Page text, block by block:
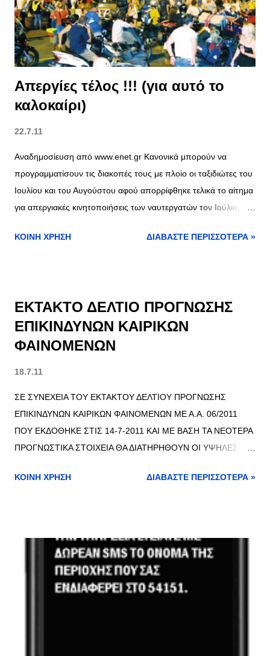
Απεργίες τέλος !!! (για αυτό το
καλοκαίρι)
22.7.11
Αναδημοσίευση από www.enet.gr Κανονικά μπορούν να
προγραμματίσουν τις διακοπές τους με πλοίο οι ταξιδιώτες του
Ιουλίου και του Αυγούστου αφού απορρίφθηκε τελικά το αίτημα
για απεργιακές κινητοποιήσεις των ναυτεργατών τον Ιούλιο,
Ναυτικής Ομοσπονδίας.
ΚΟΙΝΉ ΧΡΉΣΗ ΔΙΑΒΆΣΤΕ ΠΕΡΙΣΣΌΤΕΡΑ »
ΕΚΤΑΚΤΟ ΔΕΛΤΙΟ ΠΡΟΓΝΩΣΗΣ
ΕΠΙΚΙΝΔΥΝΩΝ ΚΑΙΡΙΚΩΝ
ΦΑΙΝΟΜΕΝΩΝ
18.7.11
ΣΕ ΣΥΝΕΧΕΙΑ ΤΟΥ ΕΚΤΑΚΤΟΥ ΔΕΛΤΙΟΥ ΠΡΟΓΝΩΣΗΣ
ΕΠΙΚΙΝΔΥΝΩΝ ΚΑΙΡΙΚΩΝ ΦΑΙΝΟΜΕΝΩΝ ΜΕ Α.Α. 06/2011
ΠΟΥ ΕΚΔΟΘΗΚΕ ΣΤΙΣ 14-7-2011 ΚΑΙ ΜΕ ΒΑΣΗ ΤΑ ΝΕΟΤΕΡΑ
ΠΡΟΓΝΩΣΤΙΚΑ ΣΤΟΙΧΕΙΑ ΘΑ ΔΙΑΤΗΡΗΘΟΥΝ ΟΙ ΥΨΗΛΕΣ
ΑΝΑΛΥΤΙΚΑ ΟΙ ΠΡΟΒΛΕΠΟΜΕΝΕΣ ΜΕΓΙΣΤΕΣ ΤΙΜΕΣ ΕΙΝΑΙ:
ΚΟΙΝΉ ΧΡΉΣΗ ΔΙΑΒΆΣΤΕ ΠΕΡΙΣΣΌΤΕΡΑ »